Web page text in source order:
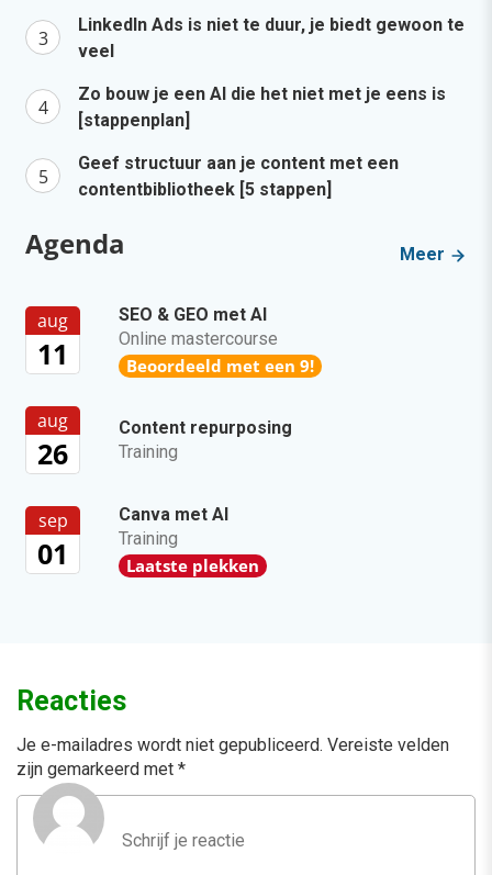
LinkedIn Ads is niet te duur, je biedt gewoon te
veel
Zo bouw je een AI die het niet met je eens is
[stappenplan]
Geef structuur aan je content met een
contentbibliotheek [5 stappen]
Agenda Meer
aug
11
SEO & GEO met AI
Online mastercourse
Beoordeeld met een 9!
aug
26
Content repurposing
Training
sep
01
Canva met AI
Training
Laatste plekken
Reacties
Je e-mailadres wordt niet gepubliceerd. Vereiste velden
zijn gemarkeerd met *